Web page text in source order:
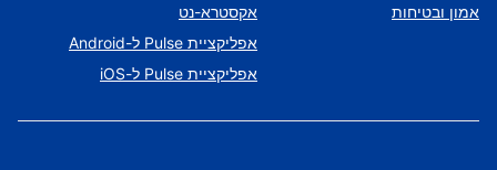
אמון ובטיחות
אקסטרא-נט
אפליקציית Pulse ל-Android
אפליקציית Pulse ל-iOS